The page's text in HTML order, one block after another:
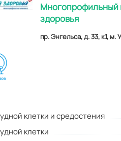
Многопрофильный
здоровья
пр. Энгельса, д. 33, к.1, м.
клетки и средостения
клетки